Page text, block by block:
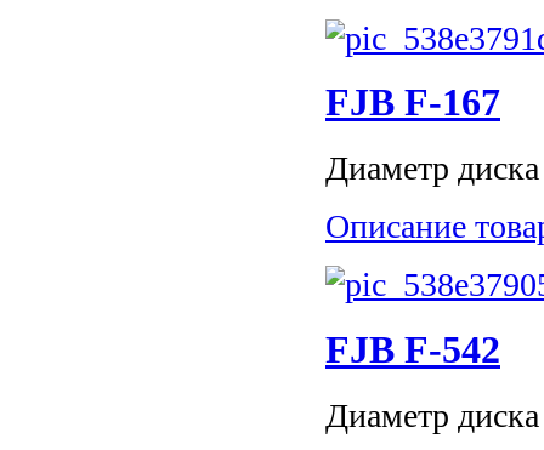
FJB F-167
Диаметр
Описание
FJB F-542
Диаметр